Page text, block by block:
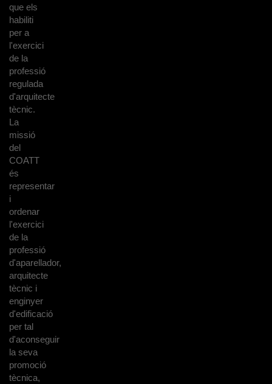
que els
habiliti
per a
l'exercici
de la
professió
regulada
d'arquitecte
tècnic.
La
missió
del
COATT
és
representar
i
ordenar
l'exercici
de la
professió
d'aparellador,
arquitecte
tècnic i
enginyer
d'edificació
per tal
d'aconseguir
la seva
promoció
tècnica,